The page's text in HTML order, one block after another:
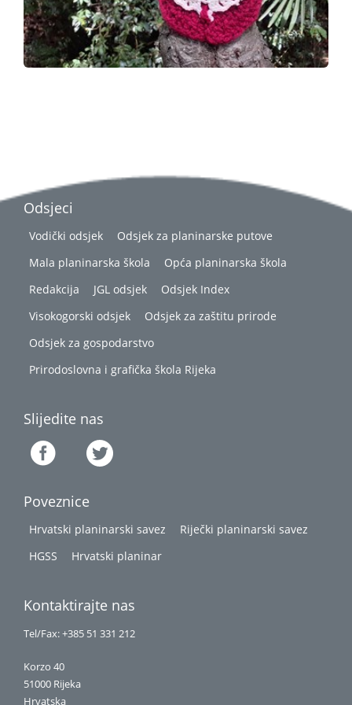
Odsjeci
Vodički odsjek
Odsjek za planinarske putove
Mala planinarska škola
Opća planinarska škola
Redakcija
JGL odsjek
Odsjek Index
Visokogorski odsjek
Odsjek za zaštitu prirode
Odsjek za gospodarstvo
Prirodoslovna i grafička škola Rijeka
Slijedite nas
Poveznice
Hrvatski planinarski savez
Riječki planinarski savez
HGSS
Hrvatski planinar
Kontaktirajte nas
Tel/Fax: +385 51 331 212
Korzo 40
51000 Rijeka
Hrvatska